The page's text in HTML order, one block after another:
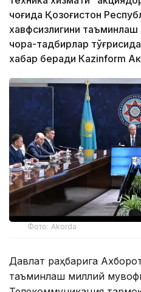
чоғида Қозоғистон
хавфсизлигини таъминлаш
чора-тадбирлар
хабар беради Каzinform
Фото: Akorda
Давлат раҳбарига
таъминлаш миллий